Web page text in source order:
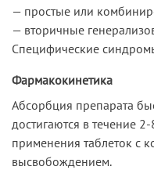
— простые или
— вторичные
Специфические
Фармакокинетика
Абсорбция препарата
достигаются в течение
применения таблеток с
высвобождением.